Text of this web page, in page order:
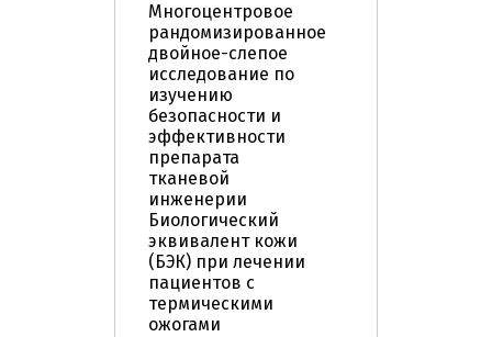
Многоцентровое
рандомизированное
двойное-слепое
исследование по
изучению
безопасности и
эффективности
препарата
тканевой
инженерии
Биологический
эквивалент кожи
(БЭК) при лечении
пациентов с
термическими
ожогами